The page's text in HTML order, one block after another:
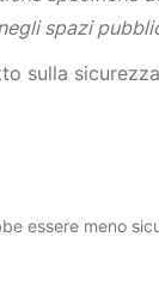
spazi
sulla
essere meno